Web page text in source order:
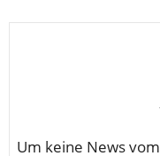
Um keine News vom